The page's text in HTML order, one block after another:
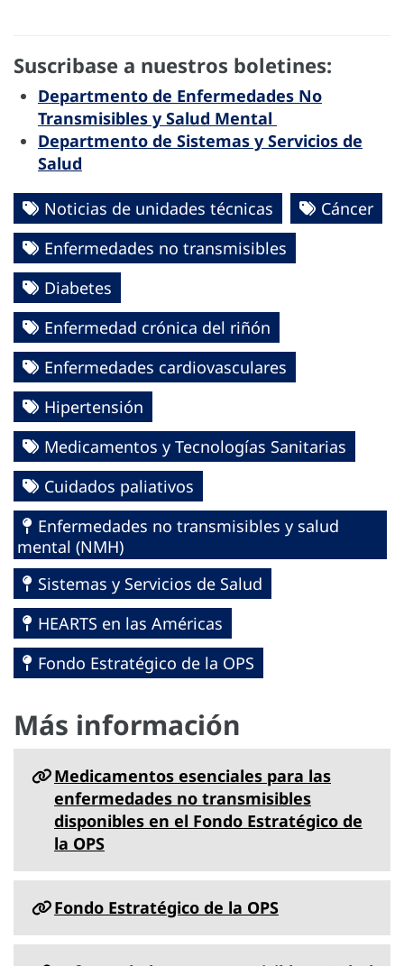
Suscribase a nuestros boletines:
Departmento de Enfermedades No
Transmisibles y Salud Mental
Departmento de Sistemas y Servicios de
Salud
Noticias de unidades técnicas
Cáncer
Enfermedades no transmisibles
Diabetes
Enfermedad crónica del riñón
Enfermedades cardiovasculares
Hipertensión
Medicamentos y Tecnologías Sanitarias
Cuidados paliativos
Enfermedades no transmisibles y salud
mental (NMH)
Sistemas y Servicios de Salud
HEARTS en las Américas
Fondo Estratégico de la OPS
Más información
Medicamentos esenciales para las
enfermedades no transmisibles
disponibles en el Fondo Estratégico de
la OPS
Fondo Estratégico de la OPS